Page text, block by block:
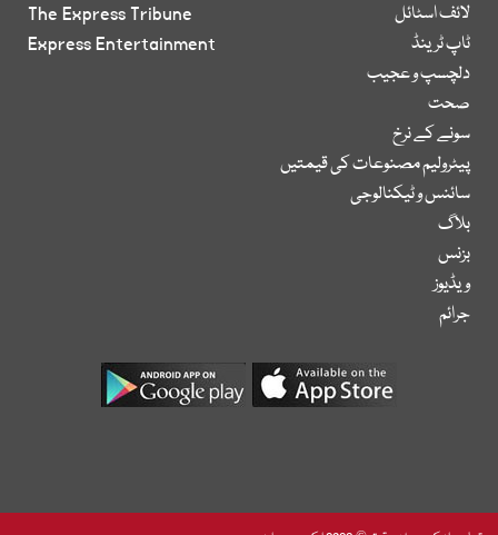
لائف اسٹائل
ٹاپ ٹرینڈ
دلچسپ و عجیب
صحت
سونے کے نرخ
پیٹرولیم مصنوعات کی قیمتیں
سائنس و ٹیکنالوجی
بلاگ
بزنس
ویڈیوز
جرائم
The Express Tribune
Express Entertainment